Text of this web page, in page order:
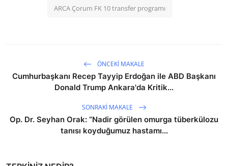
ARCA Çorum FK 10 transfer programı
ÖNCEKI MAKALE
Cumhurbaşkanı Recep Tayyip Erdoğan ile ABD Başkanı
Donald Trump Ankara'da Kritik...
SONRAKI MAKALE
Op. Dr. Seyhan Orak: “Nadir görülen omurga tüberkülozu
tanısı koyduğumuz hastamı...